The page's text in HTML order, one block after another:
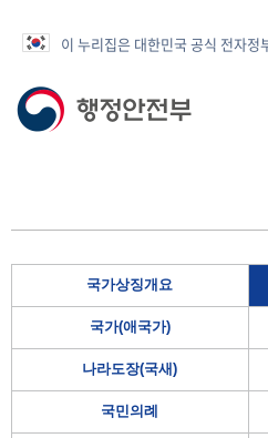
이 누리집은 대한민국 공식 전자정
국가상징개요
국가(애국가)
나라도장(국새)
국민의례